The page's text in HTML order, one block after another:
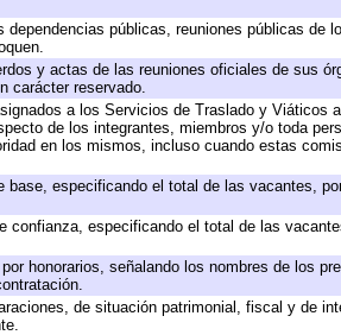
públicas, reuniones públicas de
y actas de las reuniones oficiales de sus
carácter reservado.
a los Servicios de Traslado y Viáticos
de los integrantes, miembros y/o toda
en los mismos, incluso cuando estas
especificando el total de las vacantes,
especificando el total de las
honorarios, señalando los nombres de los
de situación patrimonial, fiscal y de